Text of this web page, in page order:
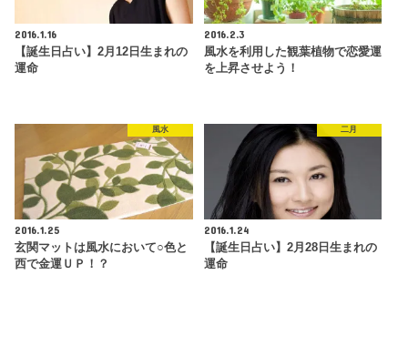
2016.1.16
【誕生日占い】2月12日生まれの
運命
2016.2.3
風水を利用した観葉植物で恋愛運
を上昇させよう！
風水
2016.1.25
玄関マットは風水において○色と
西で金運ＵＰ！？
二月
2016.1.24
【誕生日占い】2月28日生まれの
運命